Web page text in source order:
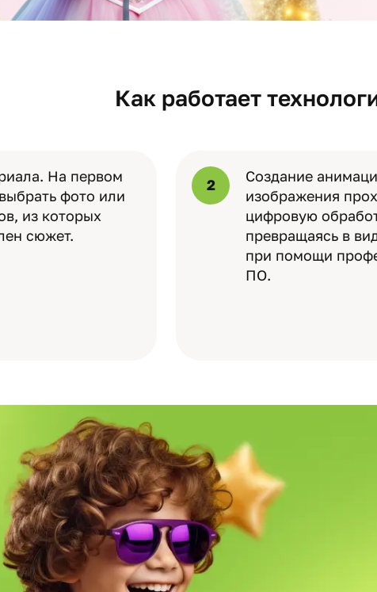
Как работает
На первом
фото или
из которых
сюжет.
2
Создание
изображения
цифровую
превращаясь в
при помощи
ПО.